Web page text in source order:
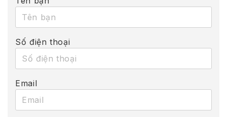
Số điện thoại
Email